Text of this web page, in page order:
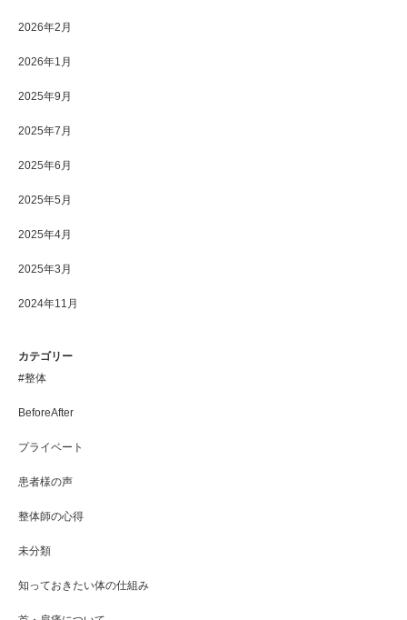
2026年2月
2026年1月
2025年9月
2025年7月
2025年6月
2025年5月
2025年4月
2025年3月
2024年11月
カテゴリー
#整体
BeforeAfter
プライベート
患者様の声
整体師の心得
未分類
知っておきたい体の仕組み